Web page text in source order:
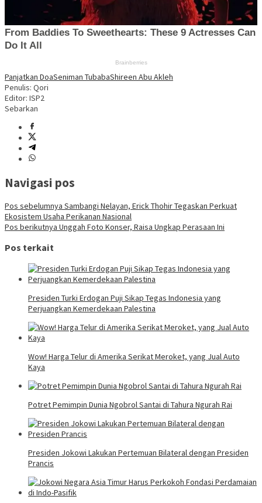
Panjatkan DoaSeniman TubabaShireen Abu Akleh
Penulis: Qori
Editor: ISP2
Sebarkan
Navigasi pos
Pos sebelumnya Sambangi Nelayan, Erick Thohir Tegaskan Perkuat
Ekosistem Usaha Perikanan Nasional
Pos berikutnya Unggah Foto Konser, Raisa Ungkap Perasaan Ini
Pos terkait
Presiden Turki Erdogan Puji Sikap Tegas Indonesia yang
Perjuangkan Kemerdekaan Palestina
Wow! Harga Telur di Amerika Serikat Meroket, yang Jual Auto
Kaya
Potret Pemimpin Dunia Ngobrol Santai di Tahura Ngurah Rai
Presiden Jokowi Lakukan Pertemuan Bilateral dengan Presiden
Prancis